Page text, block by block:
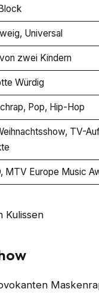
Universal
zwei Kindern
Würdig
Pop, Hip-Hop
TV-
MTV Europe Music